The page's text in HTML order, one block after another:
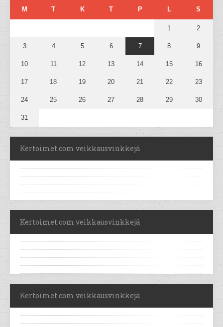
M T K T P L S
1 2
3 4 5 6 7 8 9
10 11 12 13 14 15 16
17 18 19 20 21 22 23
24 25 26 27 28 29 30
31
Kertoimet.com veikkausvinkkejä
Kertoimet.com veikkausvinkkejä
Kertoimet.com veikkausvinkkejä